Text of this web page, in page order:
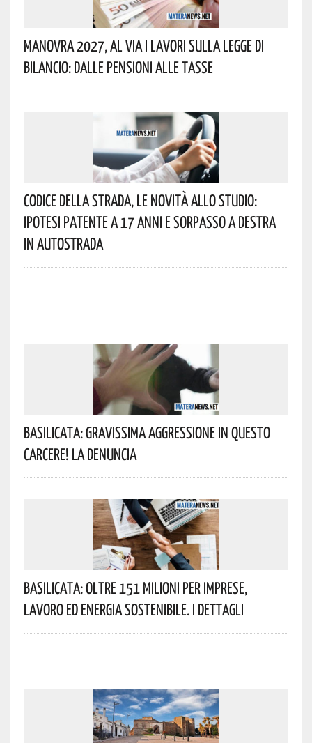
Manovra 2027, Al Via I Lavori Sulla Legge Di
Bilancio: Dalle Pensioni Alle Tasse
Codice Della Strada, Le Novità Allo Studio:
Ipotesi Patente A 17 Anni E Sorpasso A Destra
In Autostrada
Basilicata: Gravissima Aggressione In Questo
Carcere! La Denuncia
Basilicata: Oltre 151 Milioni Per Imprese,
Lavoro Ed Energia Sostenibile. I Dettagli